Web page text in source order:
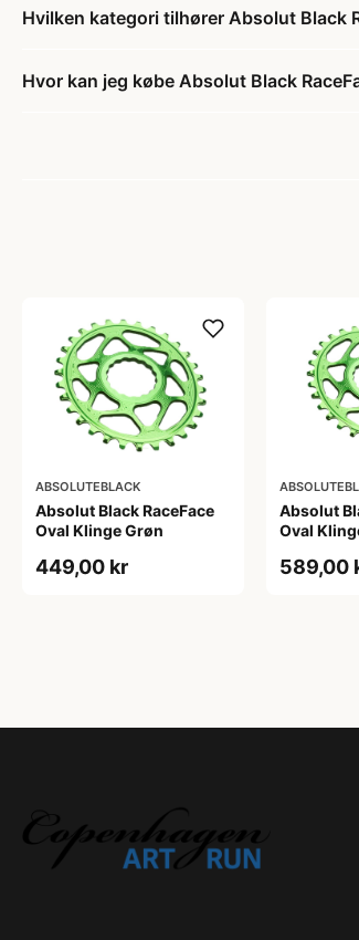
Hvilken kategori tilhører Absolut Black
Hvor kan jeg købe Absolut Black
ABSOLUTEBLACK
Absolut Black RaceFace
Oval Klinge Grøn
449,00 kr
Absolut
Oval
589,00